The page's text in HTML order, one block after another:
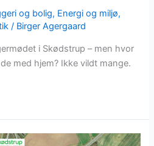
og bolig, Energi og miljø,
/ Birger Agergaard
i Skødstrup – men hvor
med hjem? Ikke vildt mange.